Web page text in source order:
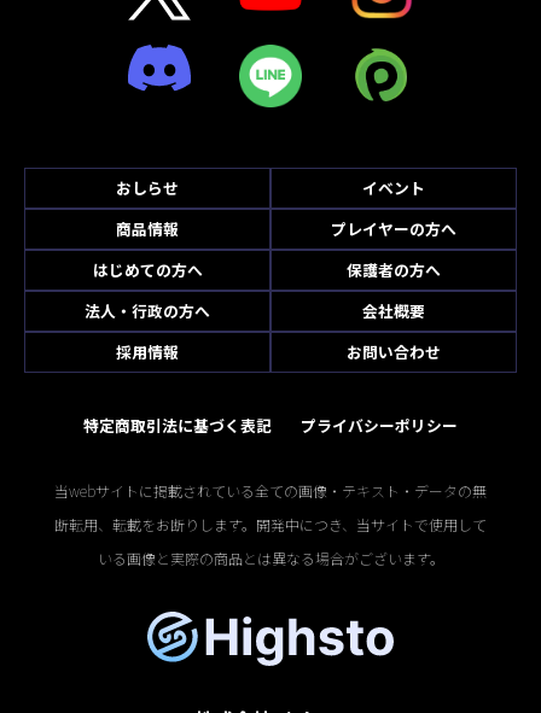
おしらせ
イベント
商品情報
プレイヤーの方へ
はじめての方へ
保護者の方へ
法人・行政の方へ
会社概要
採用情報
お問い合わせ
特定商取引法に基づく表記 プライバシーポリシー
当webサイトに掲載されている全ての画像・テキスト・データの無
断転用、転載をお断りします。開発中につき、当サイトで使用して
いる画像と実際の商品とは異なる場合がございます。